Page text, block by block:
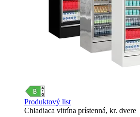
Produktový list
Chladiaca vitrína prístenná, kr. dvere